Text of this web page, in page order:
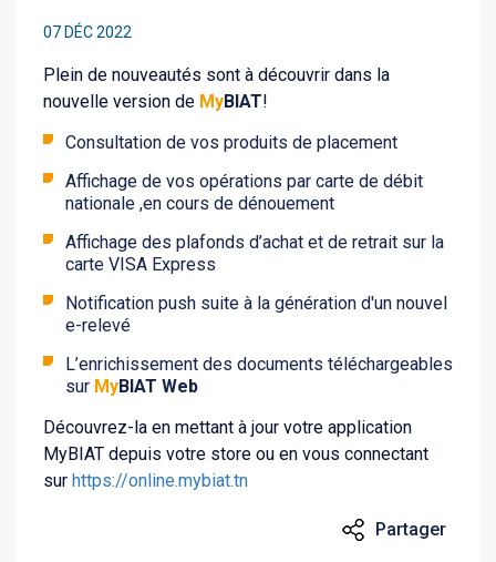
07 DÉC 2022
Plein de nouveautés sont à découvrir dans la
nouvelle version de MyBIAT!
Consultation de vos produits de placement
Affichage de vos opérations par carte de débit
nationale ,en cours de dénouement
Affichage des plafonds d’achat et de retrait sur la
carte VISA Express
Notification push suite à la génération d'un nouvel
e-relevé
L’enrichissement des documents téléchargeables
sur MyBIAT Web
Découvrez-la en mettant à jour votre application
MyBIAT depuis votre store ou en vous connectant
sur https://online.mybiat.tn